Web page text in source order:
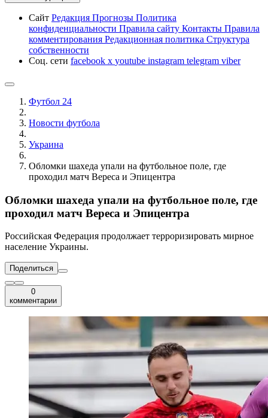
Сайт Редакция Прогнозы Политика
конфиденциальности Правила сайту Контакты Правила
комментирования Редакционная политика Структура
собственности
Соц. сети facebook x youtube instagram telegram viber
Футбол 24
Новости футбола
Украина
Обломки шахеда упали на футбольное поле, где
проходил матч Вереса и Эпицентра
Обломки шахеда упали на футбольное поле, где
проходил матч Вереса и Эпицентра
Российская Федерация продолжает терроризировать мирное
население Украины.
Поделиться
0
комментарии